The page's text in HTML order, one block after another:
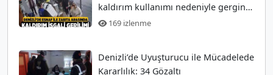
kaldırım kullanımı nedeniyle gergin
anlar
169 izlenme
Denizli’de Uyuşturucu ile Mücadelede
Kararlılık: 34 Gözaltı